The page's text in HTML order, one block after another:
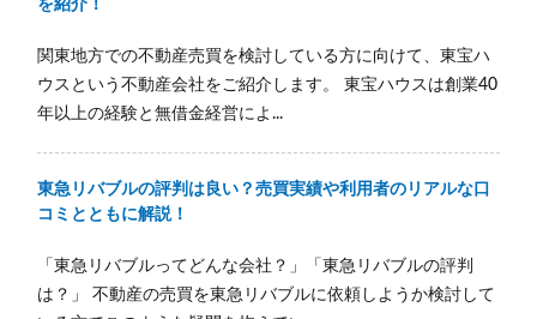
を紹介！
関東地方での不動産売買を検討している方に向けて、東宝ハ
ウスという不動産会社をご紹介します。 東宝ハウスは創業40
年以上の経験と無借金経営によ...
東急リバブルの評判は良い？売買実績や利用者のリアルな口
コミとともに解説！
「東急リバブルってどんな会社？」「東急リバブルの評判
は？」 不動産の売買を東急リバブルに依頼しようか検討して